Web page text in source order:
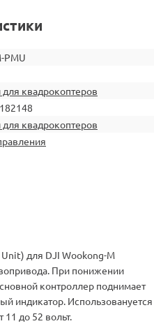
PMU
для квадрокоптеров
для квадрокоптеров
для DJI Wookong-M
При понижении
контроллер поднимает
индикатор. Использовануется
11 до 52 вольт.